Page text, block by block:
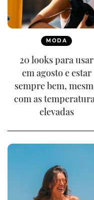
MODA
20 looks para usar
em agosto e estar
sempre bem,
com as
elevadas